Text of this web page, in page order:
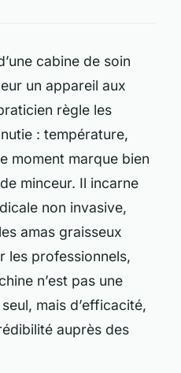
cabine de soin
un appareil aux
règle les
: température,
moment marque bien
minceur. Il incarne
non invasive,
amas graisseux
les professionnels,
n’est pas une
mais d’efficacité,
auprès des